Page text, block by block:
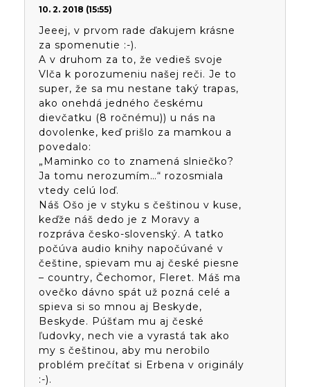
10. 2. 2018 (15:55)
Jeeej, v prvom rade ďakujem krásne
za spomenutie :-).
A v druhom za to, že vedieš svoje
Vlča k porozumeniu našej reči. Je to
super, že sa mu nestane taký trapas,
ako onehdá jedného českému
dievčatku (8 ročnému)) u nás na
dovolenke, keď prišlo za mamkou a
povedalo:
„Maminko co to znamená slniečko?
Ja tomu nerozumím…“ rozosmiala
vtedy celú loď.
Náš Ošo je v styku s češtinou v kuse,
keďže náš dedo je z Moravy a
rozpráva česko-slovenský. A tatko
počúva audio knihy napočúvané v
češtine, spievam mu aj české piesne
– country, Čechomor, Fleret. Máš ma
ovečko dávno spát už pozná celé a
spieva si so mnou aj Beskyde,
Beskyde. Púšťam mu aj české
ľudovky, nech vie a vyrastá tak ako
my s češtinou, aby mu nerobilo
problém prečítať si Erbena v originály
:-).